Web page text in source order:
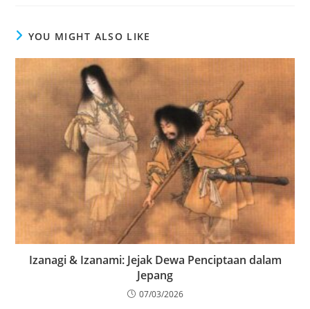
YOU MIGHT ALSO LIKE
Izanagi & Izanami: Jejak Dewa Penciptaan dalam
Jepang
07/03/2026